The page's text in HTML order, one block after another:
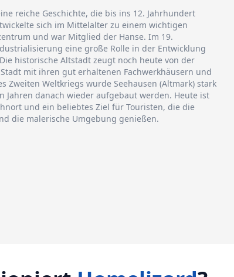
reiche Geschichte, die bis ins 12. Jahrhundert
sich im Mittelalter zu einem wichtigen
und war Mitglied der Hanse. Im 19.
eine große Rolle in der Entwicklung
historische Altstadt zeugt noch heute von der
mit ihren gut erhaltenen Fachwerkhäusern und
Zweiten Weltkriegs wurde Seehausen (Altmark) stark
Jahren danach wieder aufgebaut werden. Heute ist
und ein beliebtes Ziel für Touristen, die die
die malerische Umgebung genießen.